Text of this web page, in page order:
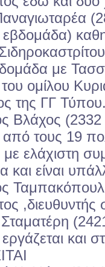
με
ομίλου
της ΓΓ
Βλάχος (2332
τους 19
ελάχιστη
και είναι
και